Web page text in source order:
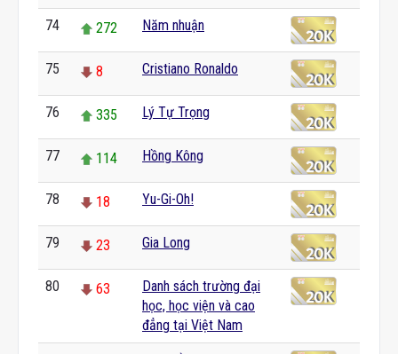
74 272 Năm nhuận
75 8 Cristiano Ronaldo
76 335 Lý Tự Trọng
77 114 Hồng Kông
78 18 Yu-Gi-Oh!
79 23 Gia Long
80 63
Danh sách trường đại
học, học viện và cao
đẳng tại Việt Nam